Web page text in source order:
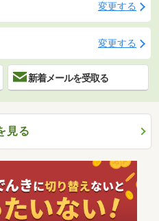
変更する
変更する
新着メールを受取る
見る